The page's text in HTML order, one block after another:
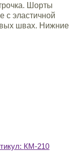
Шорты
с эластичной
швах. Нижние
КМ-210